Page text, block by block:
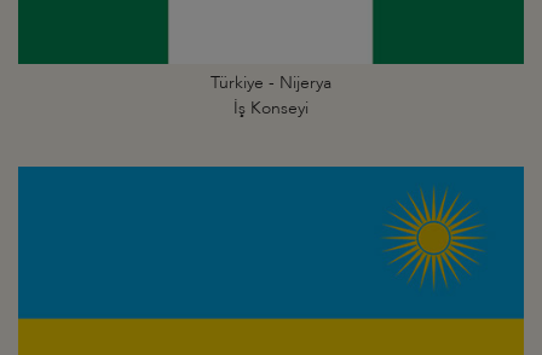
Türkiye - Nijerya
İş Konseyi